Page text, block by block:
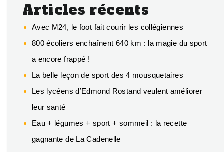
Articles récents
Avec M24, le foot fait courir les collégiennes
800 écoliers enchaînent 640 km : la magie du sport
a encore frappé !
La belle leçon de sport des 4 mousquetaires
Les lycéens d’Edmond Rostand veulent améliorer
leur santé
Eau + légumes + sport + sommeil : la recette
gagnante de La Cadenelle